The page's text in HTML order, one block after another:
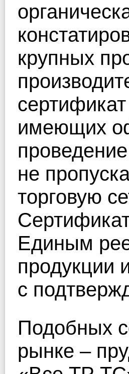
крупных
имеющих
не
торговую
Единым
продукции
с
Подобных
рынке –